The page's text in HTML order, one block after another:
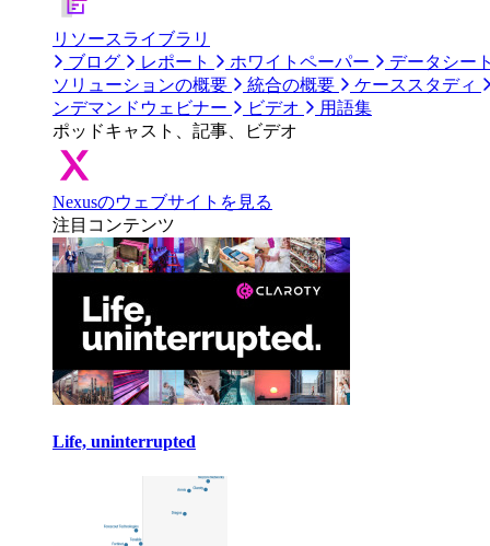
リソースライブラリ
ブログ
レポート ホワイトペーパー
データシー
ソリューションの概要
統合の概要
ケーススタディ
ンデマンドウェビナー
ビデオ
用語集
ポッドキャスト、記事、ビデオ
Nexusのウェブサイトを見る
注目コンテンツ
Life, uninterrupted